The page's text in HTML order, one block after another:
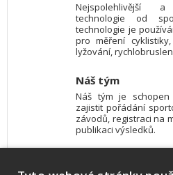
Nejspolehlivější
technologie od
technologie je
pro měření
lyžování,
Náš tým
Náš tým je
zajistit pořádání
závodů, registraci na
publikaci výsledků.